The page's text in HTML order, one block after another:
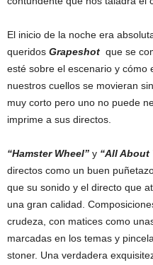
El inicio de la noche era
queridos Grapeshot que se
esté sobre el escenario y cómo
nuestros cuellos se movieran
muy corto pero uno no puede
imprime a sus directos.
“Hamster Wheel” y “All About
directos como un buen
que su sonido y el directo que
una gran calidad.
crudeza, con matices como
marcadas en los temas y
stoner. Una verdadera